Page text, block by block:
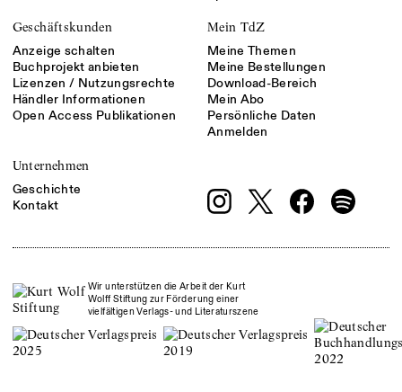
Geschäftskunden
Anzeige schalten
Buchprojekt anbieten
Lizenzen / Nutzungsrechte
Händler Informationen
Open Access Publikationen
Mein TdZ
Meine Themen
Meine Bestellungen
Download-Bereich
Mein Abo
Persönliche Daten
Anmelden
Unternehmen
Geschichte
Kontakt
Wir unterstützen die Arbeit der Kurt
Wolff Stiftung zur Förderung einer
vielfältigen Verlags- und Literaturszene